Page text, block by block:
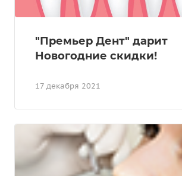
17 декабря 2021
"Премьер Дент" дарит
Новогодние скидки!